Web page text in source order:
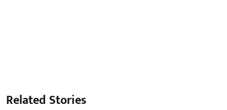
Related Stories